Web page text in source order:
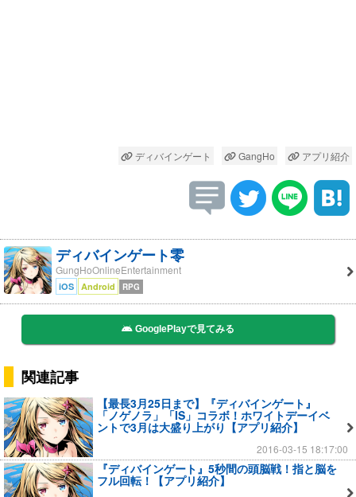
ディバインゲート GangHo アプリ紹介
ディバインゲート零
GungHoOnlineEntertainment
iOS Android RPG
GooglePlayで見てみる
関連記事
【最長3月25日まで】『ディバインゲート』
「ノゲノラ」「IS」コラボ！ホワイトデーイベ
ントで3月は大盛り上がり【アプリ紹介】
2016-03-15 18:17:00
『ディバインゲート』5秒間の頭脳戦！指と脳を
フル回転！【アプリ紹介】